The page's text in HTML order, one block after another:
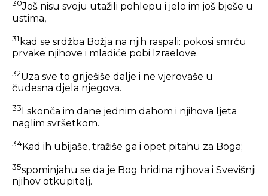
30Još nisu svoju utažili pohlepu i jelo im još bješe u
ustima,
31 kad se srdžba Božja na njih raspali: pokosi smrću
prvake njihove i mladiće pobi Izraelove.
32Uza sve to griješiše dalje i ne vjerovaše u
čudesna djela njegova.
33
I skonča im dane jednim dahom i njihova ljeta
naglim svršetkom.
34Kad ih ubijaše, tražiše ga i opet pitahu za Boga;
35spominjahu se da je Bog hridina njihova i Svevišnji
njihov otkupitelj.